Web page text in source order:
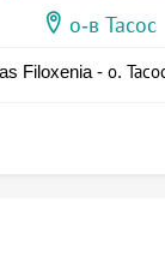
о-в Тасос
Filoxenia - о.